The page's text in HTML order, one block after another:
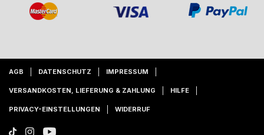
AGB DATENSCHUTZ IMPRESSUM
VERSANDKOSTEN, LIEFERUNG & ZAHLUNG HILFE
PRIVACY-EINSTELLUNGEN WIDERRUF